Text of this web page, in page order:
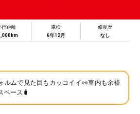
行距離
車検
6年12月
修復歴
なし
ルムで見た目もカッコイイ👀車内も余裕
ペース🧳